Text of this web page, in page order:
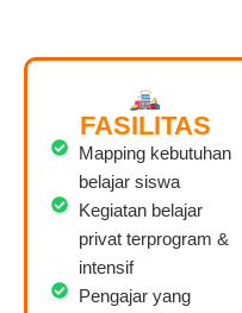
FASILITAS
Mapping kebutuhan
belajar siswa
Kegiatan belajar
privat terprogram &
intensif
Pengajar yang